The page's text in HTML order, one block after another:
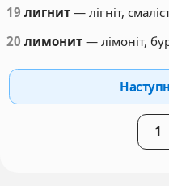
19 лигнит — лігніт,
20 лимонит — лімоніт,
1